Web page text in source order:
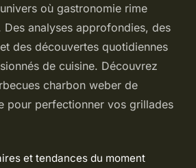
où gastronomie rime
Des analyses approfondies, des
des découvertes quotidiennes
de cuisine. Découvrez
charbon weber de
pour perfectionner vos grillades
et tendances du moment